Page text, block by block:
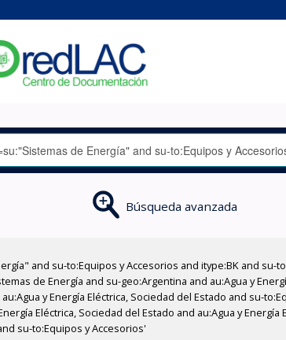
Búsqueda avanzada
and su-to:Equipos y Accesorios and itype:BK and su-
de Energía and su-geo:Argentina and au:Agua y
y Energía Eléctrica, Sociedad del Estado and su-
Eléctrica, Sociedad del Estado and au:Agua y
su-to:Equipos y Accesorios'